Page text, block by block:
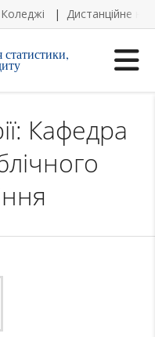
Коледжі Дистанційне
статистики,
Кафедра